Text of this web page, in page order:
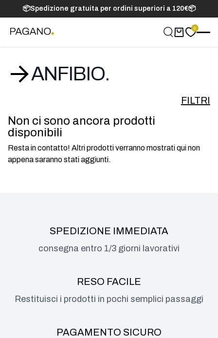
📦Spedizione gratuita per ordini superiori a 120€📦
0
ANFIBIO.
FILTRI
Non ci sono ancora prodotti
disponibili
Resta in contatto! Altri prodotti verranno mostrati qui non
appena saranno stati aggiunti.
SPEDIZIONE IMMEDIATA
consegna entro 1/3 giorni lavorativi
RESO FACILE
Restituisci i prodotti in pochi semplici passaggi
PAGAMENTO SICURO